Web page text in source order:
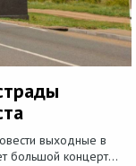
выходные в
большой концерт...